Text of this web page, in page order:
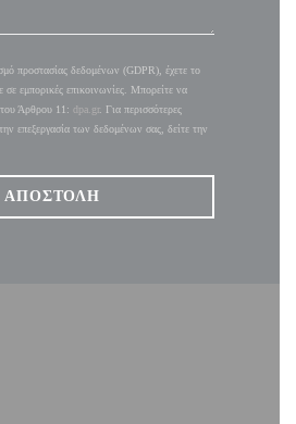
προστασίας δεδομένων (GDPR), έχετε το
σε εμπορικές επικοινωνίες. Μπορείτε να
Άρθρου 11: dpa.gr. Για περισσότερες
επεξεργασία των δεδομένων σας, δείτε την